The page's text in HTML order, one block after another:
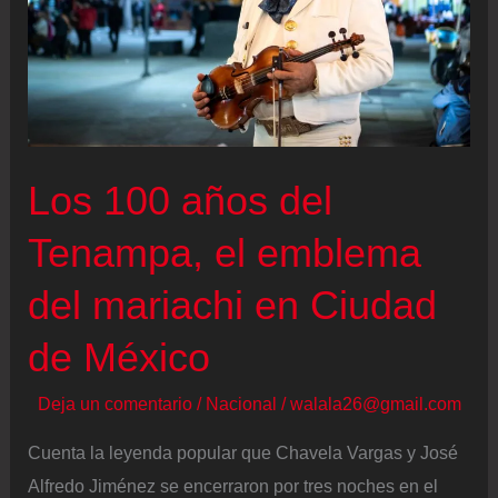
Los 100 años del
Tenampa, el emblema
del mariachi en Ciudad
de México
Deja un comentario / Nacional /walala26@gmail.com
Cuenta la leyenda popular que Chavela Vargas y José
Alfredo Jiménez se encerraron por tres noches en el